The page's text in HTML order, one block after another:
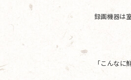
録画機器は
「こんなに